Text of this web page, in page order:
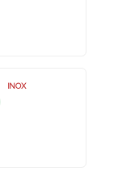
INOX